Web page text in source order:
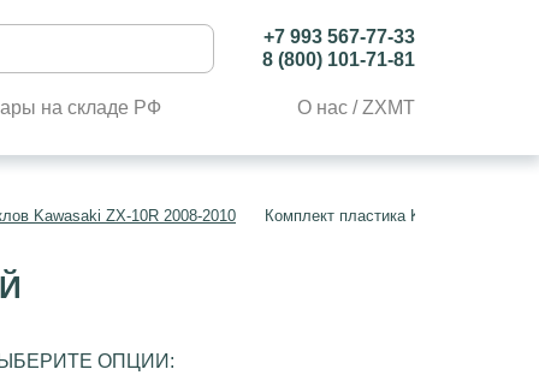
+7 993 567-77-33
8 (800) 101-71-81
на складе РФ О нас / ZXMT
Kawasaki ZX-10R 2008-2010 Комплект пластика Kawasaki ZX-
ОПЦИИ: